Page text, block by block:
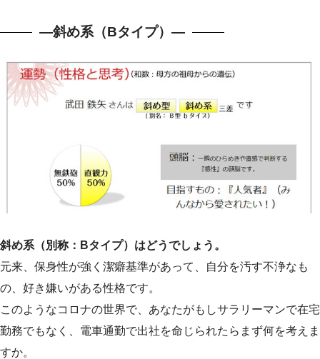
—斜め系（Bタイプ）—
斜め系（別称：Bタイプ）はどうでしょう。
元来、保身性が強く潔癖基準があって、自分を汚す不浄なも
の、好き嫌いがある性格です。
このようなコロナの世界で、あなたがもしサラリーマンで在宅
勤務でもなく、電車通勤で出社を命じられたらまず何を考えま
すか。